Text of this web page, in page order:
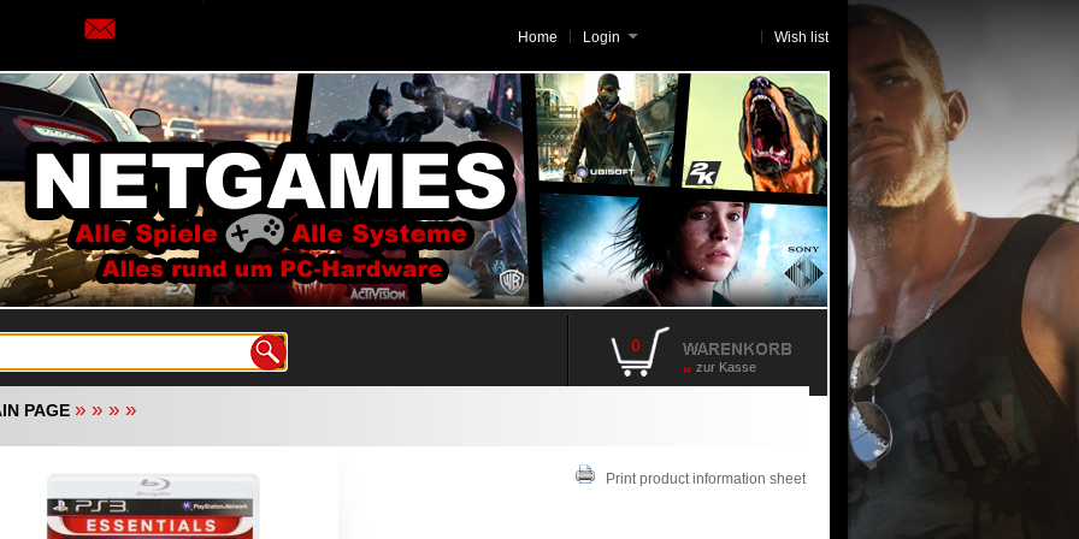
Home Login Wish list
0
zur Kasse
PAGE » » » »
Print product information sheet